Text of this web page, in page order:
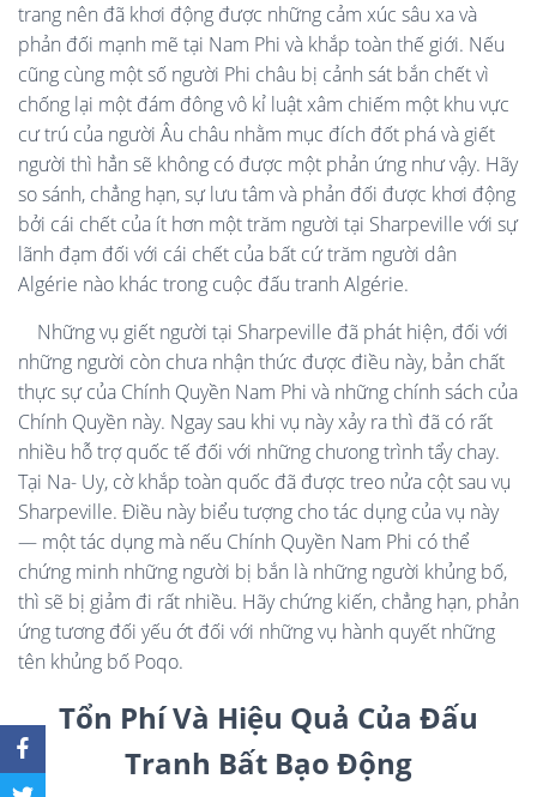
trang nên đã khơi động được những cảm xúc sâu xa và
phản đối mạnh mẽ tại Nam Phi và khắp toàn thế giới. Nếu
cũng cùng một số người Phi châu bị cảnh sát bắn chết vì
chống lại một đám đông vô kỉ luật xâm chiếm một khu vực
cư trú của người Âu châu nhằm mục đích đốt phá và giết
người thì hẳn sẽ không có được một phản ứng như vậy. Hãy
so sánh, chẳng hạn, sự lưu tâm và phản đối được khơi động
bởi cái chết của ít hơn một trăm người tại Sharpeville với sự
lãnh đạm đối với cái chết của bất cứ trăm người dân
Algérie nào khác trong cuộc đấu tranh Algérie.
Những vụ giết người tại Sharpeville đã phát hiện, đối với
những người còn chưa nhận thức được điều này, bản chất
thực sự của Chính Quyền Nam Phi và những chính sách của
Chính Quyền này. Ngay sau khi vụ này xảy ra thì đã có rất
nhiều hỗ trợ quốc tế đối với những chưong trình tẩy chay.
Tại Na- Uy, cờ khắp toàn quốc đã được treo nửa cột sau vụ
Sharpeville. Điều này biểu tượng cho tác dụng của vụ này
— một tác dụng mà nếu Chính Quyền Nam Phi có thể
chứng minh những người bị bắn là những người khủng bố,
thì sẽ bị giảm đi rất nhiều. Hãy chứng kiến, chẳng hạn, phản
ứng tương đối yếu ớt đối với những vụ hành quyết những
tên khủng bố Poqo.
Tổn Phí Và Hiệu Quả Của Đấu
Tranh Bất Bạo Động